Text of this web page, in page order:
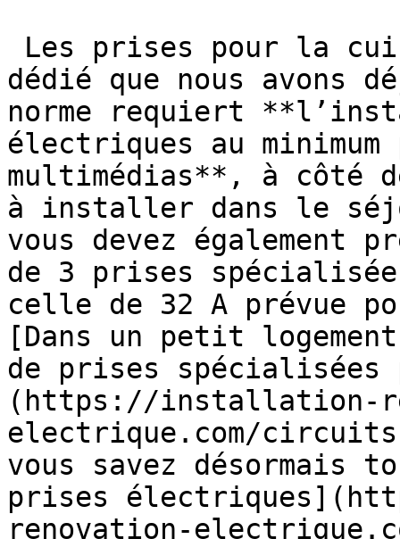
dédié que nous avons
norme requiert
électriques au
multimédias**, à côté
à installer dans le
vous devez également
de 3 prises
celle de 32 A prévue
[Dans un petit
de prises
(https://installation-
electrique.com/
vous savez
prises
renovation-